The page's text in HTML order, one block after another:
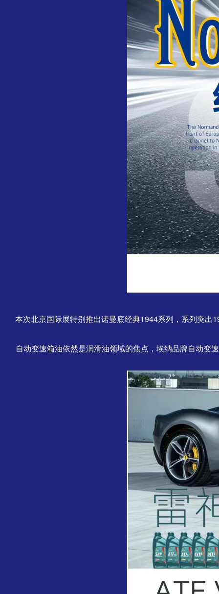
本次北京国际展特别推出诺曼底经典1944系列，系列突
自动变速箱油依然是润滑油领域的焦点，埃纳品牌自动变